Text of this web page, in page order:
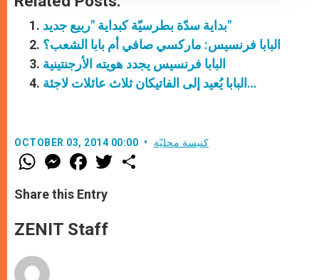
بداية سدّة بطرسيّة كبداية "ربيع جديد"
البابا فرنسيس: ماركسي صافي أم بابا الشعب؟
البابا فرنسيس يجدد هويته الأرجنتينية
البابا يُعيد إلى الفاتيكان ثلاث عائلات لاجئة…
OCTOBER 03, 2014 00:00 كنيسة محليّة
W
h
t
s
p
p
M
e
s
e
g
e
F
a
e
b
o
k
w
Share this Entry
ZENIT Staff